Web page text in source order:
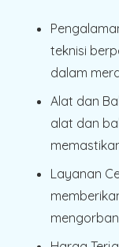
teknisi
dalam
Alat dan
alat dan
Layanan